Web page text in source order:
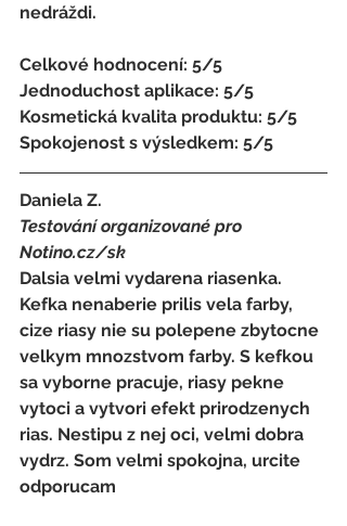
nedráždi.
Celkové hodnocení: 5/5
Jednoduchost aplikace: 5/5
Kosmetická kvalita produktu: 5/5
Spokojenost s výsledkem: 5/5
Daniela Z.
Testování organizované pro
Notino.cz/sk
Dalsia velmi vydarena riasenka.
Kefka nenaberie prilis vela farby,
cize riasy nie su polepene zbytocne
velkym mnozstvom farby. S kefkou
sa vyborne pracuje, riasy pekne
vytoci a vytvori efekt prirodzenych
rias. Nestipu z nej oci, velmi dobra
vydrz. Som velmi spokojna, urcite
odporucam